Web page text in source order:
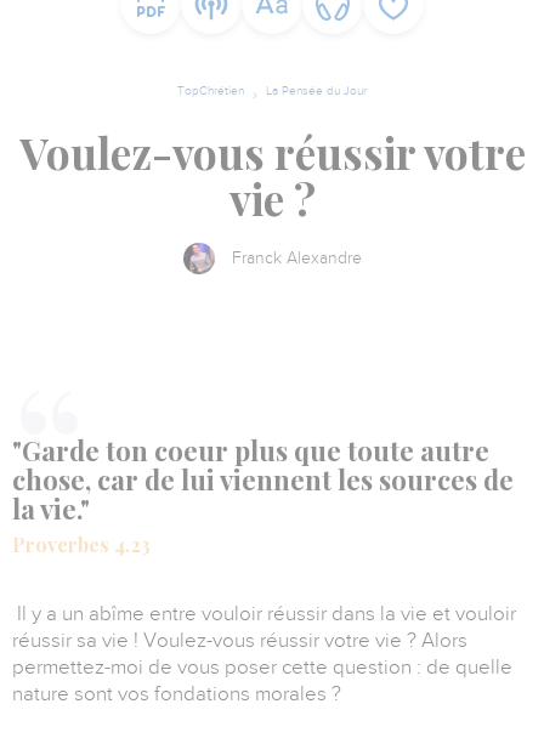
TopChrétien La Pensée du Jour
Voulez-vous réussir votre
vie ?
Franck Alexandre
"Garde ton coeur plus que toute autre
chose, car de lui viennent les sources de
la vie."
Proverbes 4.23
Il y a un abîme entre vouloir réussir dans la vie et vouloir
réussir sa vie ! Voulez-vous réussir votre vie ? Alors
permettez-moi de vous poser cette question : de quelle
nature sont vos fondations morales ?